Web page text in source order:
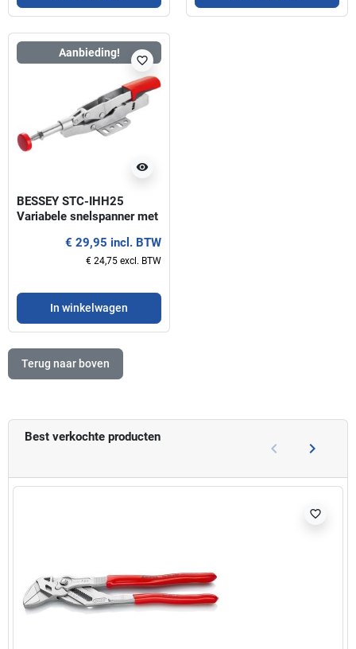
Best verkochte producten
Vorige
keyboard_arrow_left keyboard_arrow_right
favorite_border
Aanbieding!
visibility
favorite_border
BESSEY STC-IHH25
Variabele snelspanner met
€ 29,95 incl. BTW
€ 24,75 excl. BTW
In winkelwagen
Terug naar boven